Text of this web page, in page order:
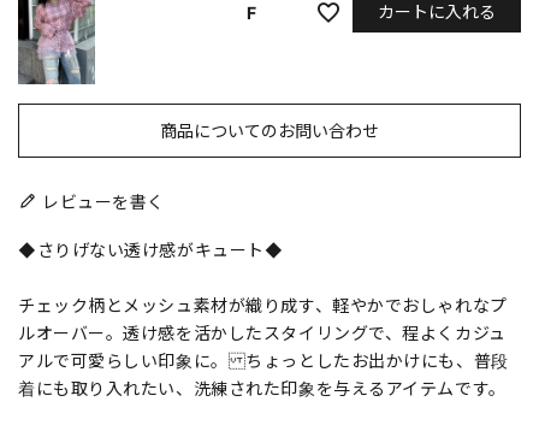
F カートに入れる
商品についてのお問い合わせ
レビューを書く
◆さりげない透け感がキュート◆
チェック柄とメッシュ素材が織り成す、軽やかでおしゃれなプ
ルオーバー。透け感を活かしたスタイリングで、程よくカジュ
アルで可愛らしい印象に。 ちょっとしたお出かけにも、普段
着にも取り入れたい、洗練された印象を与えるアイテムです。